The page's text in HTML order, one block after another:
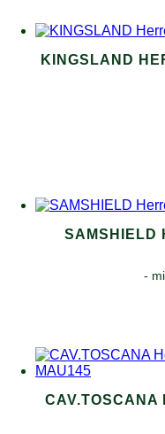
KINGSLAND
SAMSHIELD
-
CAV.TOSCANA